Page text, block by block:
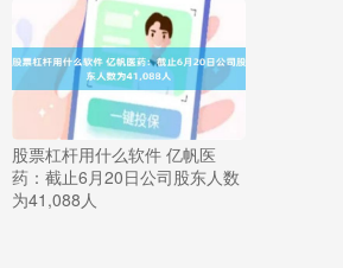
股票杠杆用什么软件 亿帆医
药：截止6月20日公司股东人数
为41,088人